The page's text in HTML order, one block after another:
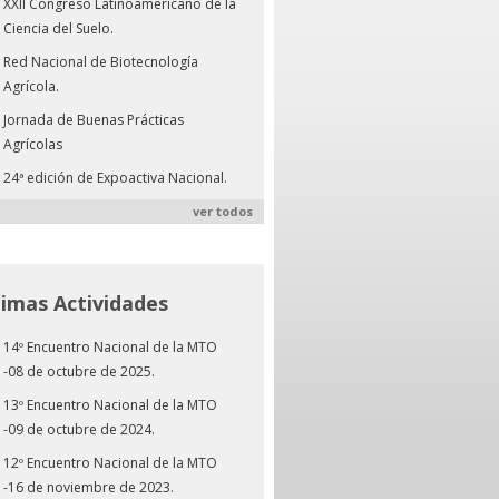
XXII Congreso Latinoamericano de la
Ciencia del Suelo.
Red Nacional de Biotecnología
Agrícola.
Jornada de Buenas Prácticas
Agrícolas
24ª edición de Expoactiva Nacional.
ver todos
Actividades
14º Encuentro Nacional de la MTO
-08 de octubre de 2025.
13º Encuentro Nacional de la MTO
-09 de octubre de 2024.
12º Encuentro Nacional de la MTO
-16 de noviembre de 2023.